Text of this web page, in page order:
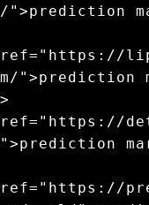
">prediction
">prediction